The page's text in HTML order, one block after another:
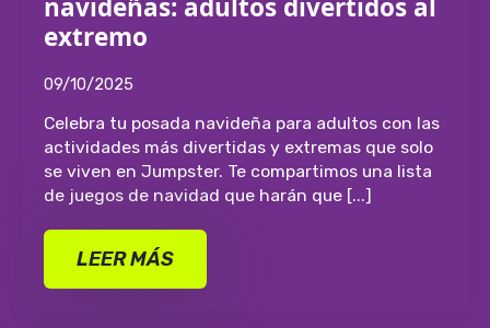
navideñas: adultos divertidos al
extremo
09/10/2025
Celebra tu posada navideña para adultos con las
actividades más divertidas y extremas que solo
se viven en Jumpster. Te compartimos una lista
de juegos de navidad que harán que [...]
LEER MÁS